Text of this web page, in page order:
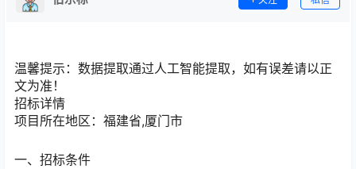
温馨提示： 数据提取通过人工智能提取，如有误差请以正
文为准！
招标详情
项目所在地区： 福建省,厦门市
一、招标条件